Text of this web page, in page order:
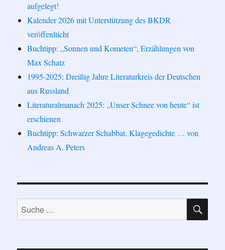
aufgelegt!
Kalender 2026 mit Unterstützung des BKDR
veröffenlticht
Buchtipp: „Sonnen und Kometen“, Erzählungen von
Max Schatz
1995-2025: Dreißig Jahre Literaturkreis der Deutschen
aus Russland
Literaturalmanach 2025: „Unser Schnee von heute“ ist
erschienen
Buchtipp: Schwarzer Schabbat. Klagegedichte … von
Andreas A. Peters
Suche
nach: